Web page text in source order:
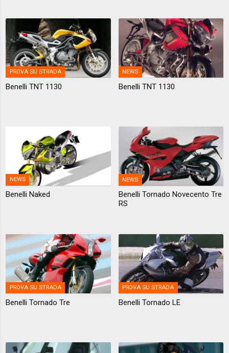
PROVA SU STRADA
Benelli TNT 1130
NEWS
Benelli TNT 1130
NEWS
Benelli Naked
NEWS
Benelli Tornado Novecento Tre
RS
PROVA SU STRADA
Benelli Tornado Tre
PROVA SU STRADA
Benelli Tornado LE